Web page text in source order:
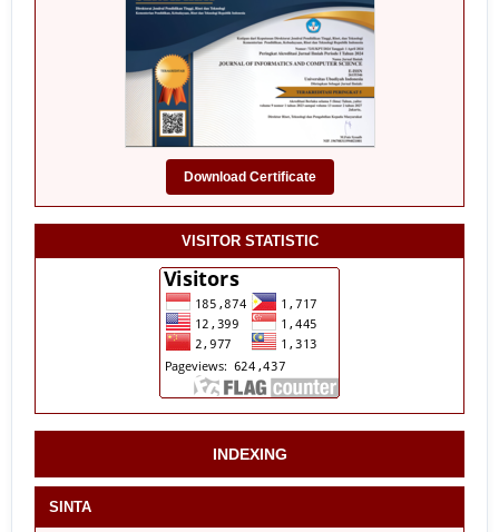
Download Certificate
VISITOR STATISTIC
INDEXING
SINTA